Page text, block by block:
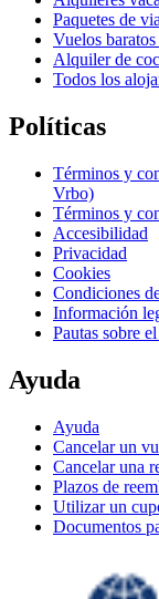
Paquetes de
Vuelos baratos
Alquiler de
Todos los
Políticas
Términos y
Vrbo)
Términos y
Accesibilidad
Privacidad
Cookies
Condiciones
Información
Pautas sobre
Ayuda
Ayuda
Cancelar un
Cancelar una
Plazos de
Utilizar un
Documentos